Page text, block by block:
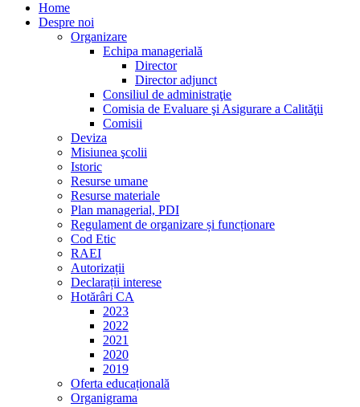
Home
Despre noi
Organizare
Echipa managerială
Director
Director adjunct
Consiliul de administraţie
Comisia de Evaluare şi Asigurare a Calităţii
Comisii
Deviza
Misiunea şcolii
Istoric
Resurse umane
Resurse materiale
Plan managerial, PDI
Regulament de organizare și funcționare
Cod Etic
RAEI
Autorizații
Declarații interese
Hotărâri CA
2023
2022
2021
2020
2019
Oferta educațională
Organigrama